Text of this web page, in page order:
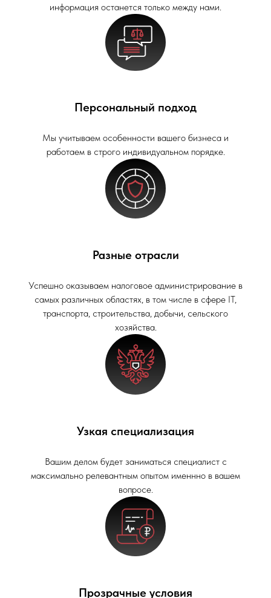
информация останется только между нами.
Персональный подход
Мы учитываем особенности вашего бизнеса и
работаем в строго индивидуальном порядке.
Разные отрасли
Успешно оказываем налоговое администрирование в
самых различных областях, в том числе в сфере IT,
транспорта, строительства, добычи, сельского
хозяйства.
Узкая специализация
Вашим делом будет заниматься специалист с
максимально релевантным опытом именнно в вашем
вопросе.
Прозрачные условия